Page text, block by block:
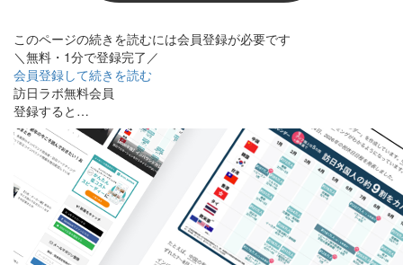
このページの続きを読むには会員登録が必要です
＼無料・1分で登録完了／
会員登録して続きを読む
訪日ラボ無料会員
登録すると…